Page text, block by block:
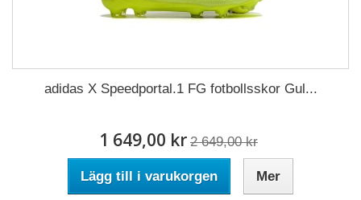
adidas X Speedportal.1 FG fotbollsskor Gul...
1 649,00 kr 2 649,00 kr
Lägg till i varukorgen Mer